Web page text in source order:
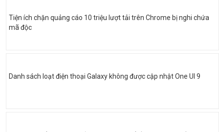
Tiện ích chặn quảng cáo 10 triệu lượt tải trên Chrome bị nghi chứa
mã độc
Danh sách loạt điện thoại Galaxy không được cập nhật One UI 9